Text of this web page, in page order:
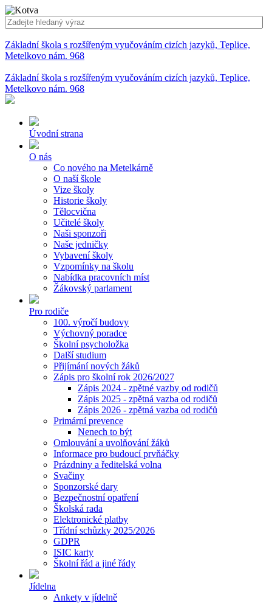
Základní škola s rozšířeným vyučováním cizích jazyků, Teplice,
Metelkovo nám. 968
Základní škola s rozšířeným vyučováním cizích jazyků, Teplice,
Metelkovo nám. 968
Úvodní strana
O nás
Co nového na Metelkárně
O naší škole
Vize školy
Historie školy
Tělocvična
Učitelé školy
Naši sponzoři
Naše jedničky
Vybavení školy
Vzpomínky na školu
Nabídka pracovních míst
Žákovský parlament
Pro rodiče
100. výročí budovy
Výchovný poradce
Školní psycholožka
Další studium
Přijímání nových žáků
Zápis pro školní rok 2026/2027
Zápis 2024 - zpětné vazby od rodičů
Zápis 2025 - zpětná vazba od rodičů
Zápis 2026 - zpětná vazba od rodičů
Primární prevence
Nenech to být
Omlouvání a uvolňování žáků
Informace pro budoucí prvňáčky
Prázdniny a ředitelská volna
Svačiny
Sponzorské dary
Bezpečnostní opatření
Školská rada
Elektronické platby
Třídní schůzky 2025/2026
GDPR
ISIC karty
Školní řád a jiné řády
Jídelna
Ankety v jídelně